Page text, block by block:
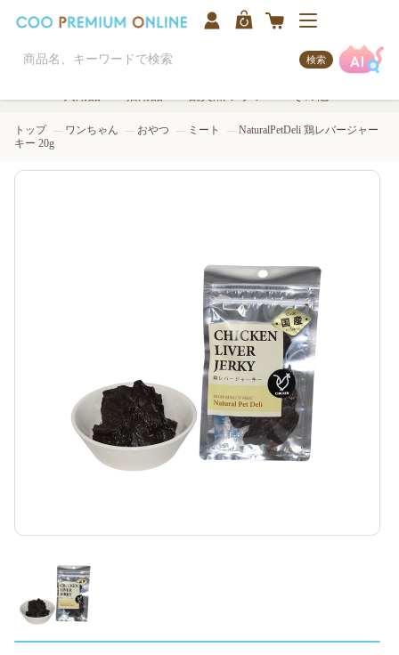
検索
トップ ワンちゃん おやつ ミート
NaturalPetDeli 鶏レバージャー
キー 20g